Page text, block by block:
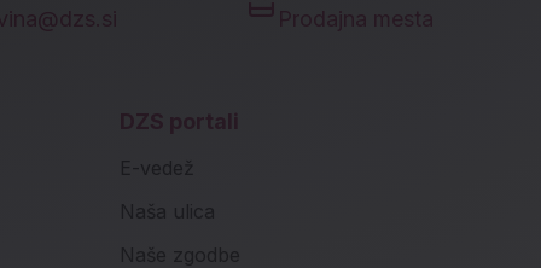
Prodajna mesta
DZS portali
E-vedež
Naša ulica
Naše zgodbe